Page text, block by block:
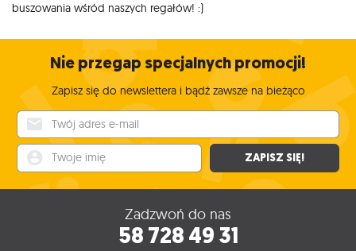
buszowania wśród naszych regałów! :)
Nie przegap specjalnych promocji!
Zapisz się do newslettera i bądź zawsze na bieżąco
ZAPISZ SIĘ!
Zadzwoń do nas
58 728 49 31